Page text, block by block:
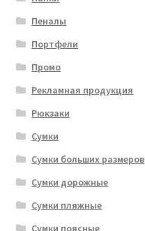
Пеналы
Портфели
Промо
Рекламная продукция
Рюкзаки
Сумки
Сумки больших размеров
Сумки дорожные
Сумки пляжные
Сумки поясные